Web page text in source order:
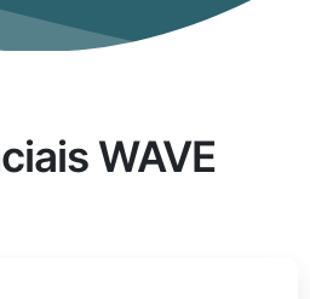
WAVE